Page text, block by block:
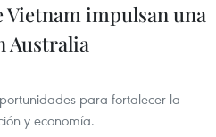
impulsan una
Australia
para fortalecer la
y economía.